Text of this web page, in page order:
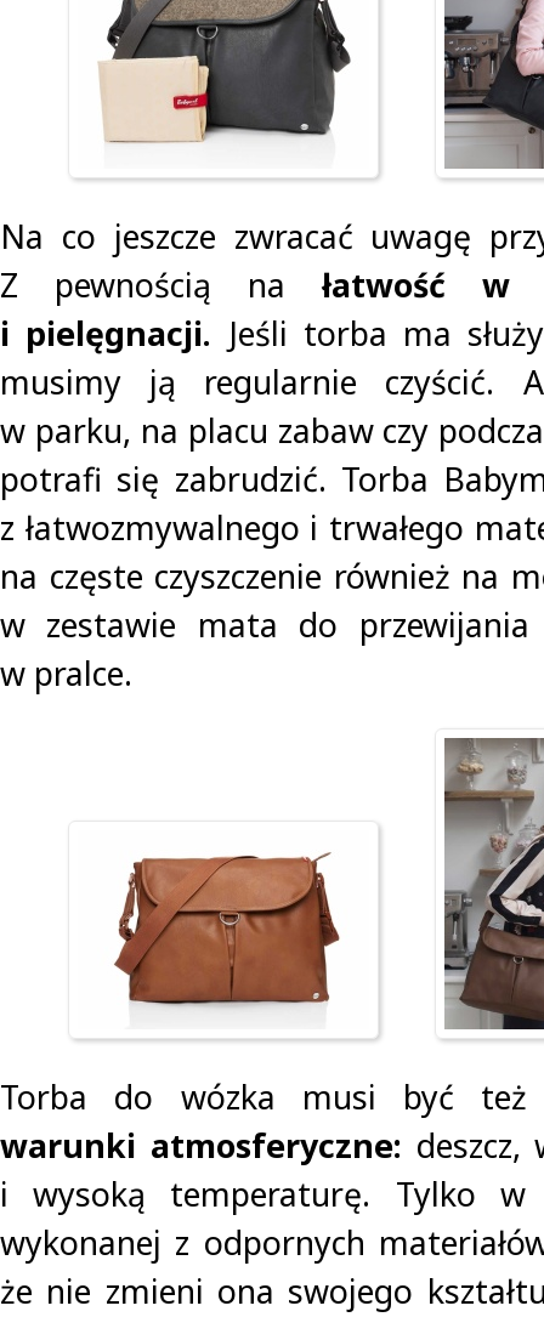
Na co jeszcze zwracać uwagę
Z pewnością nałatwość w
i pielęgnacji. Jeśli torba ma
musimy ją regularnie czyścić.
w parku, na placu zabaw czy
potrafi się zabrudzić. Torba
z łatwozmywalnego i trwałego
na częste czyszczenie również na
w zestawie mata do
w pralce.
Torba do wózka musi być
warunki atmosferyczne: deszcz,
i wysoką temperaturę. Tylko w
wykonanej z odpornych
że nie zmieni ona swojego